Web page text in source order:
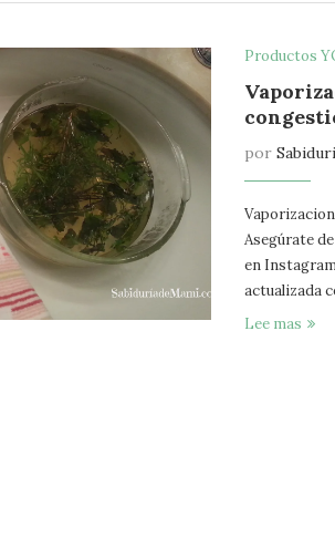
Productos
por
Asegúrate
en
actualizada
Lee mas